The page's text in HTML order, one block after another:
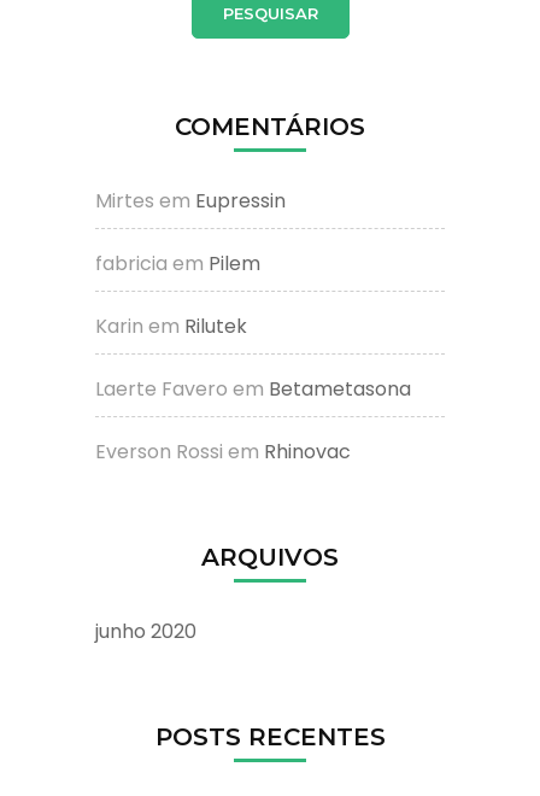
COMENTÁRIOS
Mirtes em Eupressin
fabricia em Pilem
Karin em Rilutek
Laerte Favero em Betametasona
Everson Rossi em Rhinovac
ARQUIVOS
junho 2020
POSTS RECENTES